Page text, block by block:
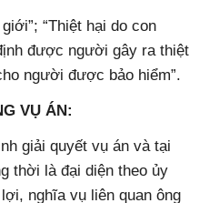
“Thiệt hại do con
được người gây ra thiệt
người được bảo hiểm”.
VỤ ÁN:
giải quyết vụ án và tại
thời là đại diện theo ủy
nghĩa vụ liên quan ông